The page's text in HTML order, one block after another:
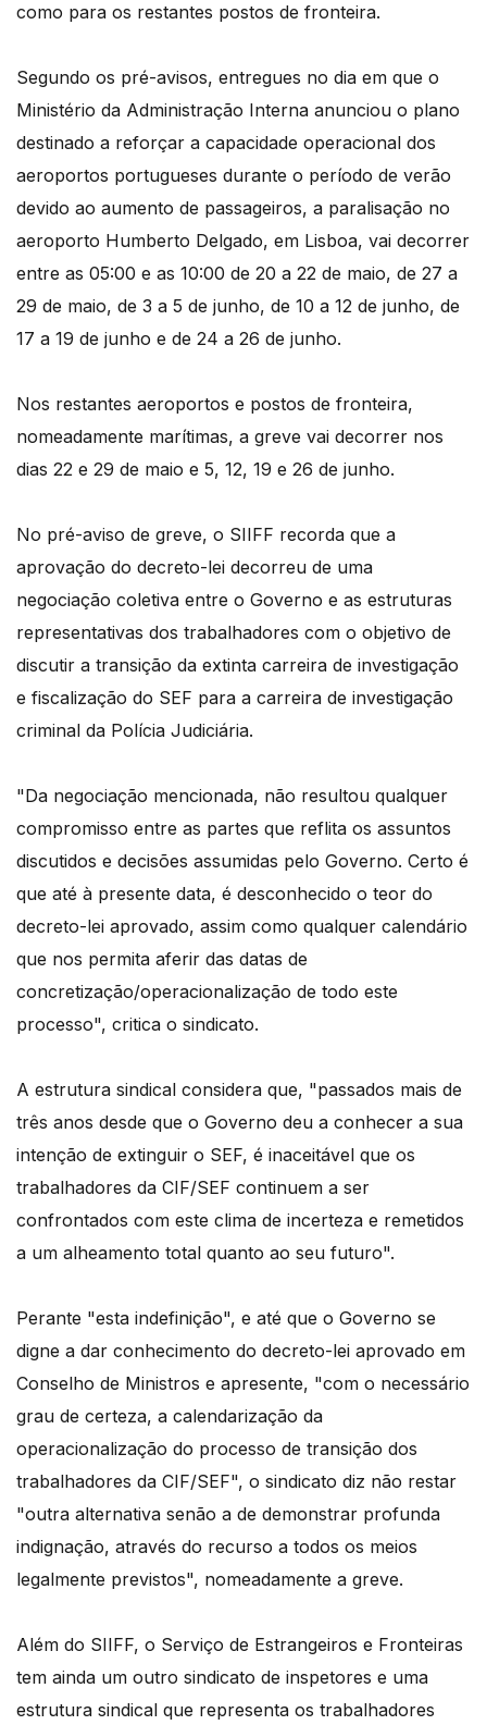
como para os restantes postos de fronteira.
Segundo os pré-avisos, entregues no dia em que o
Ministério da Administração Interna anunciou o plano
destinado a reforçar a capacidade operacional dos
aeroportos portugueses durante o período de verão
devido ao aumento de passageiros, a paralisação no
aeroporto Humberto Delgado, em Lisboa, vai decorrer
entre as 05:00 e as 10:00 de 20 a 22 de maio, de 27 a
29 de maio, de 3 a 5 de junho, de 10 a 12 de junho, de
17 a 19 de junho e de 24 a 26 de junho.
Nos restantes aeroportos e postos de fronteira,
nomeadamente marítimas, a greve vai decorrer nos
dias 22 e 29 de maio e 5, 12, 19 e 26 de junho.
No pré-aviso de greve, o SIIFF recorda que a
aprovação do decreto-lei decorreu de uma
negociação coletiva entre o Governo e as estruturas
representativas dos trabalhadores com o objetivo de
discutir a transição da extinta carreira de investigação
e fiscalização do SEF para a carreira de investigação
criminal da Polícia Judiciária.
"Da negociação mencionada, não resultou qualquer
compromisso entre as partes que reflita os assuntos
discutidos e decisões assumidas pelo Governo. Certo é
que até à presente data, é desconhecido o teor do
decreto-lei aprovado, assim como qualquer calendário
que nos permita aferir das datas de
concretização/operacionalização de todo este
processo", critica o sindicato.
A estrutura sindical considera que, "passados mais de
três anos desde que o Governo deu a conhecer a sua
intenção de extinguir o SEF, é inaceitável que os
trabalhadores da CIF/SEF continuem a ser
confrontados com este clima de incerteza e remetidos
a um alheamento total quanto ao seu futuro".
Perante "esta indefinição", e até que o Governo se
digne a dar conhecimento do decreto-lei aprovado em
Conselho de Ministros e apresente, "com o necessário
grau de certeza, a calendarização da
operacionalização do processo de transição dos
trabalhadores da CIF/SEF", o sindicato diz não restar
"outra alternativa senão a de demonstrar profunda
indignação, através do recurso a todos os meios
legalmente previstos", nomeadamente a greve.
Além do SIIFF, o Serviço de Estrangeiros e Fronteiras
tem ainda um outro sindicato de inspetores e uma
estrutura sindical que representa os trabalhadores